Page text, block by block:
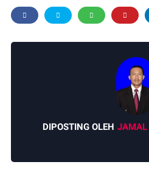
DIPOSTING OLEH JAMAL